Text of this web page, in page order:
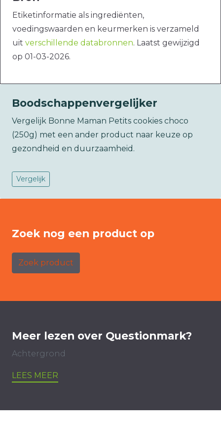
Etiketinformatie als ingrediënten,
voedingswaarden en keurmerken is verzameld
uit verschillende databronnen. Laatst gewijzigd
op 01-03-2026.
Boodschappenvergelijker
Vergelijk Bonne Maman Petits cookies choco
(250g) met een ander product naar keuze op
gezondheid en duurzaamheid.
Vergelijk
Zoek nog een product op
Zoek product
Meer lezen over Questionmark?
Achtergrond
LEES MEER